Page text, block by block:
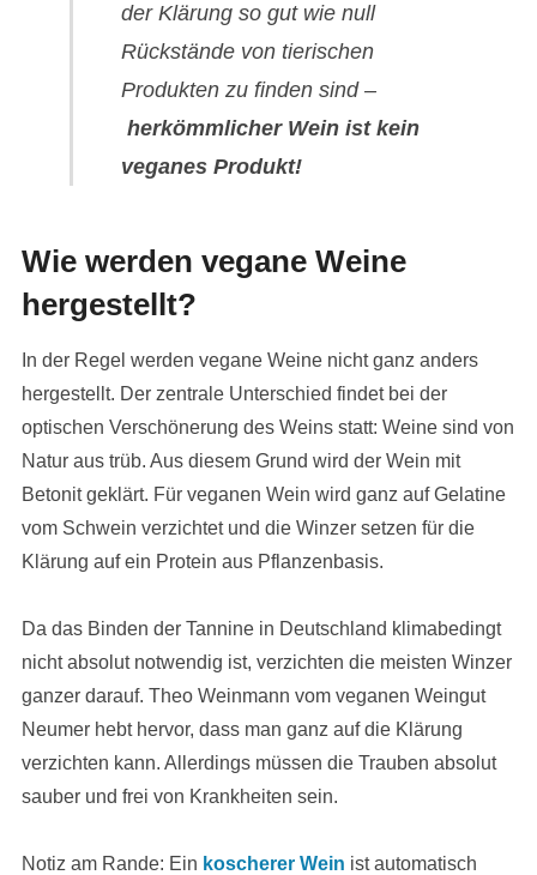
der Klärung so gut wie null
Rückstände von tierischen
Produkten zu finden sind –
herkömmlicher Wein ist kein
veganes Produkt!
Wie werden vegane Weine
hergestellt?
In der Regel werden vegane Weine nicht ganz anders
hergestellt. Der zentrale Unterschied findet bei der
optischen Verschönerung des Weins statt: Weine sind von
Natur aus trüb. Aus diesem Grund wird der Wein mit
Betonit geklärt. Für veganen Wein wird ganz auf Gelatine
vom Schwein verzichtet und die Winzer setzen für die
Klärung auf ein Protein aus Pflanzenbasis.
Da das Binden der Tannine in Deutschland klimabedingt
nicht absolut notwendig ist, verzichten die meisten Winzer
ganzer darauf. Theo Weinmann vom veganen Weingut
Neumer hebt hervor, dass man ganz auf die Klärung
verzichten kann. Allerdings müssen die Trauben absolut
sauber und frei von Krankheiten sein.
Notiz am Rande: Ein koscherer Wein ist automatisch